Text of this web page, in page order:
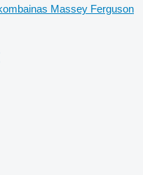
Massey Ferguson